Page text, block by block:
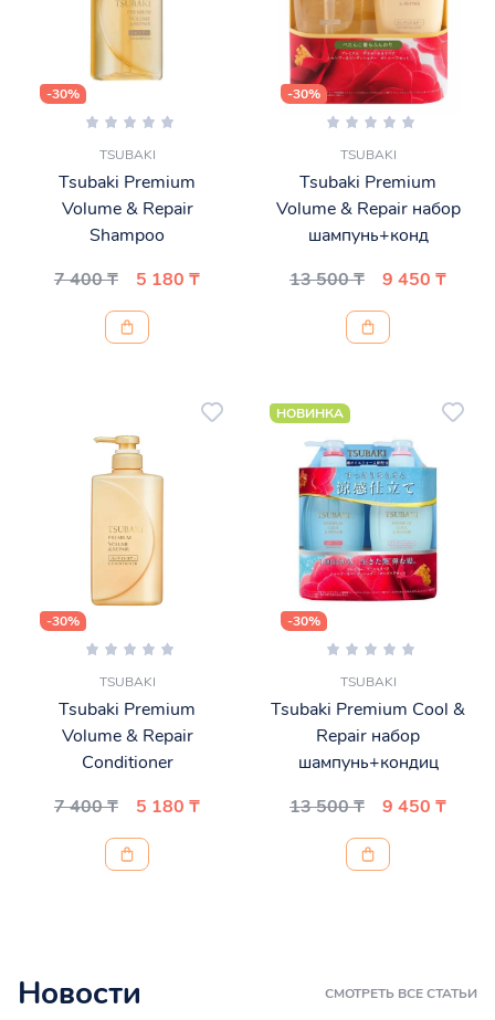
-30%
TSUBAKI
Tsubaki Premium
Volume & Repair
Shampoo
7 400 ₸
5 180 ₸
-30%
TSUBAKI
Tsubaki Premium
Volume & Repair набор
шампунь+конд
13 500 ₸
9 450 ₸
-30%
TSUBAKI
Tsubaki Premium
Volume & Repair
Conditioner
7 400 ₸
5 180 ₸
НОВИНКА
-30%
TSUBAKI
Tsubaki Premium Cool &
Repair набор
шампунь+кондиц
13 500 ₸
9 450 ₸
Новости СМОТРЕТЬ ВСЕ СТАТЬИ